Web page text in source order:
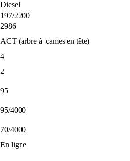
Diesel
197/2200
2986
ACT (arbre à cames en tête)
4
2
95
95/4000
70/4000
En ligne